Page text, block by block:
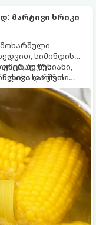
მარტივი ხრიკი
სიმინდის
ბევრს
ხარშვის
ან უგემური
წვნიანი,
და ერთი
საჭირო.